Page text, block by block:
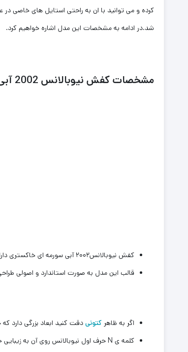
کرده و می توانید با ان به راحتی استایل های خاصی
شد.در ادامه به مشخصات این مدل اشاره خواهیم کرد.
مشخصات کفش نیوبالانس 2002 آبی سرمه ای خاکستری
کفش نیوبالانس۲۰۰۲ آبی سورمه ای خاکستری دارای رویه ای از جنس جیر با کیفیت و مرغوب می باشد که از ترکیب سه رنگ زیبا طراحی شده که جذابیت خاصی به استایل شما می بخشد.
قالب این مدل به صورت استاندارد و اصولی
اگر به ظاهر کتونیدقت کنید ابعاد بزرگی دارد
کلمه ی N حرف اول نیوبالانس روی آن به زیبایی خودنمایی می کند.